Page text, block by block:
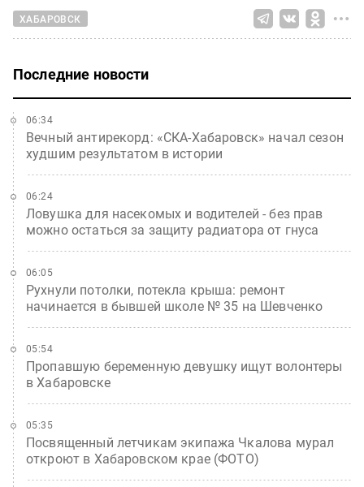
ХАБАРОВСК
Последние новости
Вечный антирекорд: «СКА-Хабаровск» начал сезон
худшим результатом в истории
06:34
Ловушка для насекомых и водителей - без прав
можно остаться за защиту радиатора от гнуса
06:24
Рухнули потолки, потекла крыша: ремонт
начинается в бывшей школе № 35 на Шевченко
06:05
Пропавшую беременную девушку ищут волонтеры
в Хабаровске
05:54
Посвященный летчикам экипажа Чкалова мурал
откроют в Хабаровском крае (ФОТО)
05:35